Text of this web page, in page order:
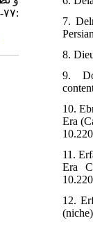
:۷۷-۵۷
7.
8.
9.
10.
Era
11.
Era
12.